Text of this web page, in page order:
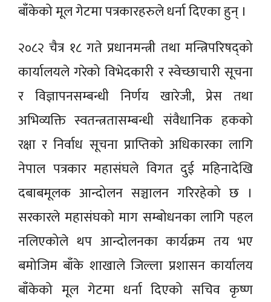
बाँकेको मूल गेटमा पत्रकारहरुले धर्ना दिएका हुन् ।
२०८२ चैत्र १८ गते प्रधानमन्त्री तथा मन्त्रिपरिषद्को
कार्यालयले गरेको विभेदकारी र स्वेच्छाचारी सूचना
र विज्ञापनसम्बन्धी निर्णय खारेजी, प्रेस तथा
अभिव्यक्ति स्वतन्त्रतासम्बन्धी संवैधानिक हकको
रक्षा र निर्वाध सूचना प्राप्तिको अधिकारका लागि
नेपाल पत्रकार महासंघले विगत दुई महिनादेखि
दबाबमूलक आन्दोलन सञ्चालन गरिरहेको छ ।
सरकारले महासंघको माग सम्बोधनका लागि पहल
नलिएकोले थप आन्दोलनका कार्यक्रम तय भए
बमोजिम बाँके शाखाले जिल्ला प्रशासन कार्यालय
बाँकेको मूल गेटमा धर्ना दिएको सचिव कृष्ण